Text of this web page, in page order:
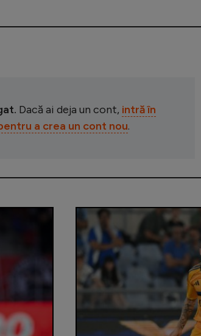
Dacă ai deja un cont, intră în
a crea un cont nou.